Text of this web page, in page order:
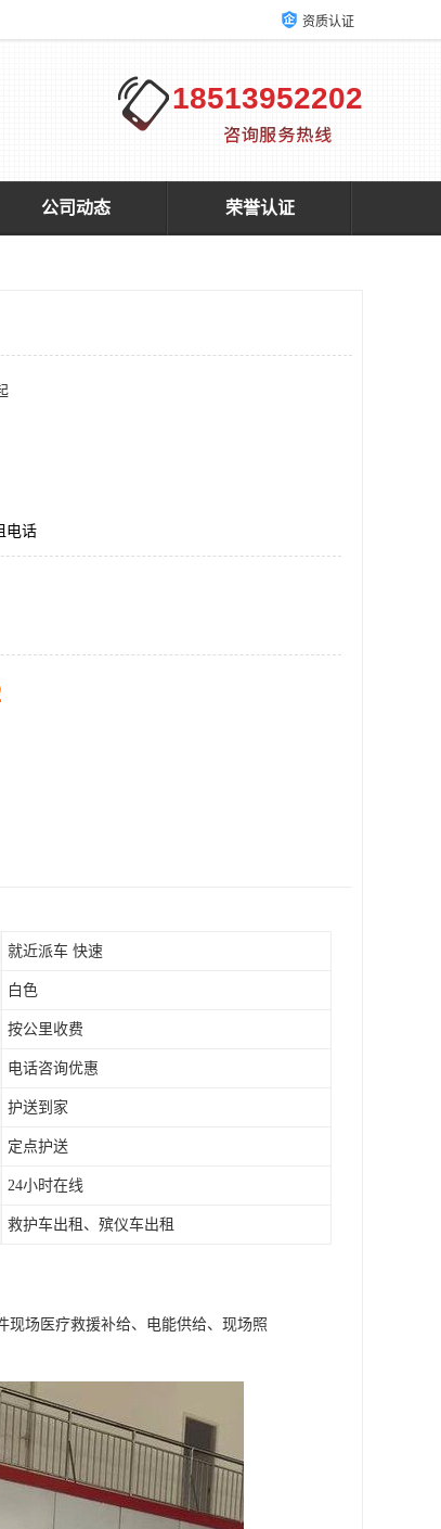
资质认证
18513952202
公司动态 荣誉认证
电话
就近派车 快速
白色
按公里收费
电话咨询优惠
护送到家
定点护送
24小时在线
救护车出租、殡仪车出租
现场医疗救援补给、电能供给、现场照